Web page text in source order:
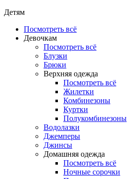
Детям
Посмотреть всё
Девочкам
Посмотреть всё
Блузки
Брюки
Верхняя одежда
Посмотреть всё
Жилетки
Комбинезоны
Куртки
Полукомбинезоны
Водолазки
Джемперы
Джинсы
Домашняя одежда
Посмотреть всё
Ночные сорочки